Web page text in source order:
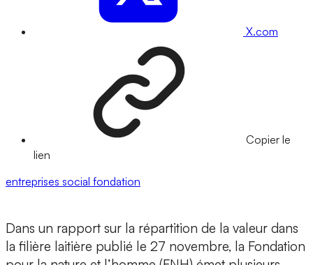
X.com
Copier le
lien
entreprises social fondation
Dans un rapport sur la répartition de la valeur dans
la filière laitière publié le 27 novembre, la Fondation